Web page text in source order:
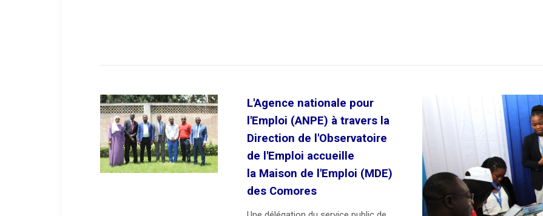
L'Agence nationale pour
l'Emploi (ANPE) à travers la
Direction de l'Observatoire
de l'Emploi accueille
la Maison de l'Emploi (MDE)
des Comores